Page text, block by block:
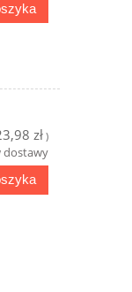
zł)
dostawy